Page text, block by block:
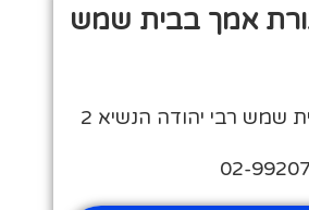
אמך בבית שמש
שמש רבי יהודה הנשיא 2